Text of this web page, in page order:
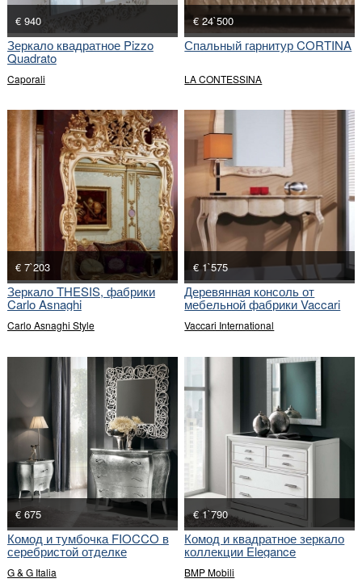
€ 940
Зеркало квадратное Pizzo
Quadrato
Caporali
€ 24`500
Спальный гарнитур CORTINA
LA CONTESSINA
€ 7`203
Зеркало THESIS, фабрики
Carlo Asnaghi
Carlo Asnaghi Style
€ 1`575
Деревянная консоль от
мебельной фабрики Vaccari
Vaccari International
€ 675
Комод и тумбочка FIOCCO в
серебристой отделке
G & G Italia
€ 1`790
Комод и квадратное зеркало
коллекции Elegance
BMP Mobili